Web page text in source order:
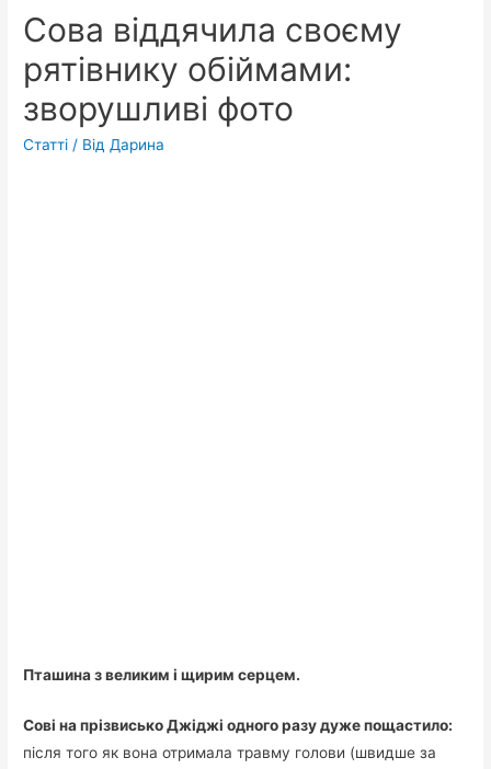
Сова віддячила своєму
рятівнику обіймами:
зворушливі фото
Статті / Від Дарина
Пташина з великим і щирим серцем.
Сові на прізвисько Джіджі одного разу дуже пощастило:
після того як вона отримала травму голови (швидше за